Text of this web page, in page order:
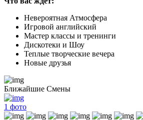
Невероятная Атмосфера
Игровой английский
Мастер классы и тренинги
Дискотеки и Шоу
Теплые творческие вечера
Новые друзья
Ближайшие Смены
1 фото